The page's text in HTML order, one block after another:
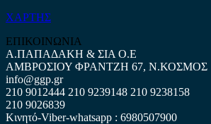
ΧΑΡΤΗΣ
ΕΠΙΚΟΙΝΩΝΙΑ
Α.ΠΑΠΑΔΑΚΗ & ΣΙΑ Ο.Ε
ΑΜΒΡΟΣΙΟΥ ΦΡΑΝΤΖΗ 67, Ν.ΚΟΣΜΟΣ
info@ggp.gr
210 9012444 210 9239148 210 9238158
210 9026839
Κινητό-Viber-whatsapp : 6980507900